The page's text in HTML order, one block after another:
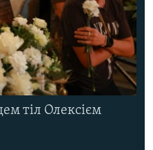
тіл Олексієм